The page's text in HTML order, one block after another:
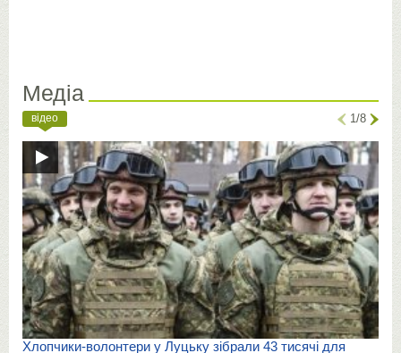
Медіа
відео 1/8
Хлопчики-волонтери у Луцьку зібрали 43 тисячі для